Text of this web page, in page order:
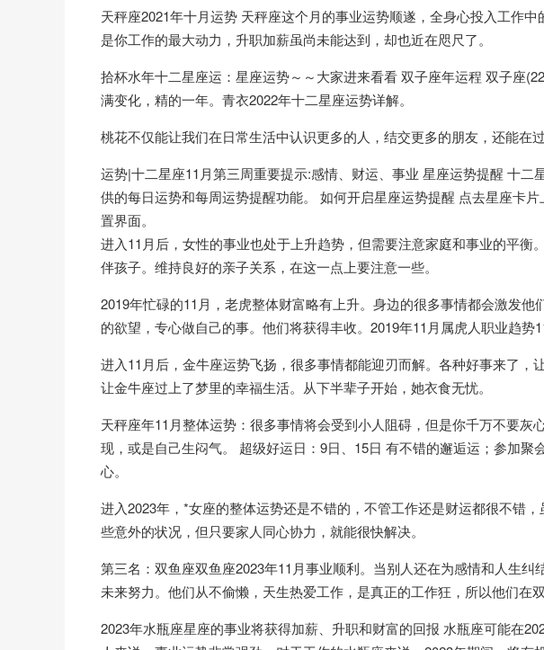
天秤座2021年十月运势 天秤座这个月的事业运势顺遂，全身心投入工作
是你工作的最大动力，升职加薪虽尚未能达到，却也近在咫尺了。
拾杯水年十二星座运：星座运势～～大家进来看看 双子座年运程 双子座
满变化，精的一年。青衣2022年十二星座运势详解。
桃花不仅能让我们在日常生活中认识更多的人，结交更多的朋友，还能在
运势|十二星座11月第三周重要提示:感情、财运、事业 星座运势提醒 十二
供的每日运势和每周运势提醒功能。 如何开启星座运势提醒 点去星座卡
置界面。
进入11月后，女性的事业也处于上升趋势，但需要注意家庭和事业的平衡
伴孩子。维持良好的亲子关系，在这一点上要注意一些。
2019年忙碌的11月，老虎整体财富略有上升。身边的很多事情都会激发
的欲望，专心做自己的事。他们将获得丰收。2019年11月属虎人职业趋势
进入11月后，金牛座运势飞扬，很多事情都能迎刃而解。各种好事来了，
让金牛座过上了梦里的幸福生活。从下半辈子开始，她衣食无忧。
天秤座年11月整体运势：很多事情将会受到小人阻碍，但是你千万不要
现，或是自己生闷气。 超级好运日：9日、15日 有不错的邂逅运；参加
心。
进入2023年，*女座的整体运势还是不错的，不管工作还是财运都很不错
些意外的状况，但只要家人同心协力，就能很快解决。
第三名：双鱼座双鱼座2023年11月事业顺利。当别人还在为感情和人生
未来努力。他们从不偷懒，天生热爱工作，是真正的工作狂，所以他们在
2023年水瓶座星座的事业将获得加薪、升职和财富的回报 水瓶座可能在